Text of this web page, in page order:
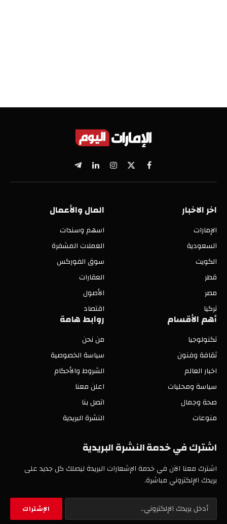
فيسبوك
X
(Twitter)
الانستغراملينكدإنتيلقرام
اخر الاخبار
الإمارات
السعودية
الكويت
قطر
مصر
تركيا
المال والأعمال
اسهم وسندات
العملات المشفرة
سوق الفوركس
العقارات
الأصول
اقتصاد
أهم الأقسام
تكنولوجيا
ثقافة وفنون
اخبار العالم
سياسة ومحليات
صحة وجمال
منوعات
روابط هامة
من نحن
سياسة الخصوصية
الشروط والأحكام
اعلن معنا
اتصل بنا
النشرة البريدية
اشترك في خدمة النشرة البريدية
اشترك معنا الآن في خدمة الإشعارات البريدة ليصلك كل جديد على
بريدك الإلكتروني مباشرة.